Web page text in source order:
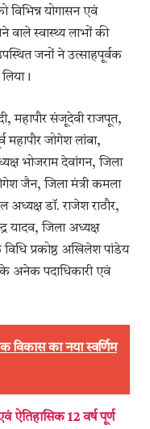
विभिन्न योगासन एवं
वाले स्वास्थ्य लाभों की
जनों ने उत्साहपूर्वक
महापौर संजूदेवी राजपूत,
महापौर जोगेश लांबा,
भोजराम देवांगन, जिला
जैन, जिला मंत्री कमला
अध्यक्ष डॉ. राजेश राठौर,
यादव, जिला अध्यक्ष
विधि प्रकोष्ठ अखिलेश पांडेय
अनेक पदाधिकारी एवं
विकास का नया स्वर्णिम
ऐतिहासिक 12 वर्ष पूर्ण